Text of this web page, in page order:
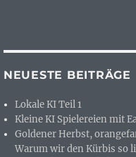
NEUESTE BEITRÄGE
Lokale KI Teil 1
Kleine KI Spielereien mit
Goldener Herbst,
Warum wir den Kürbis so